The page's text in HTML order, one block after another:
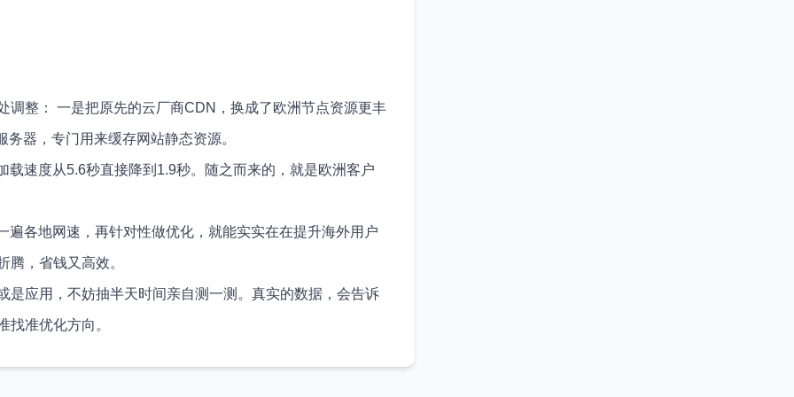
调整： 一是把原先的云厂商CDN，换成了欧洲节点资源更丰
器，专门用来缓存网站静态资源。
速度从5.6秒直接降到1.9秒。随之而来的，就是欧洲客户
各地网速，再针对性做优化，就能实实在在提升海外用户
腾，省钱又高效。
是应用，不妨抽半天时间亲自测一测。真实的数据，会告诉
找准优化方向。